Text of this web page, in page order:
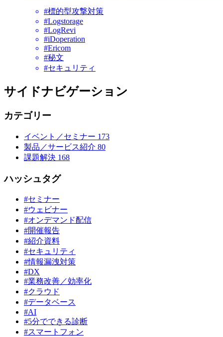
#標的型攻撃対策
#Logstorage
#LogRevi
#iDoperation
#Ericom
#秘文
#セキュリティ
サイドナビゲーション
カテゴリー
イベント／セミナー 173
製品／サービス紹介 80
課題解決 168
ハッシュタグ
#セミナー
#ウェビナー
#オンデマンド配信
#開催報告
#紹介資料
#セキュリティ
#情報漏洩対策
#DX
#業務改善／効率化
#クラウド
#データベース
#AI
#5分でできる診断
#スマートフォン